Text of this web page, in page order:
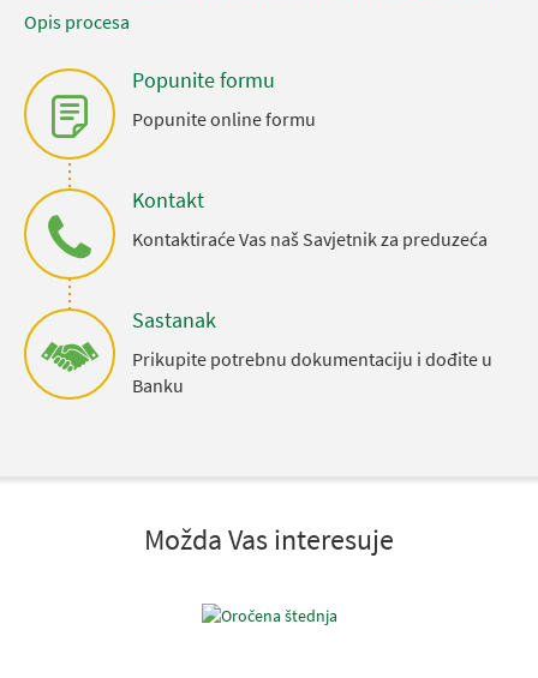
Opis procesa
Popunite formu
Popunite online formu
Kontakt
Kontaktiraće Vas naš Savjetnik za preduzeća
Sastanak
Prikupite potrebnu dokumentaciju i dođite u
Banku
Možda Vas interesuje